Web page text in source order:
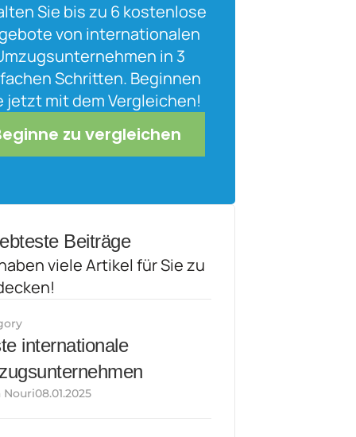
Sie bis zu 6 kostenlose
von internationalen
in 3
Schritten. Beginnen
jetzt mit dem Vergleichen!
zu vergleichen
Beiträge
viele Artikel für Sie zu
internationale
Nouri08.01.2025